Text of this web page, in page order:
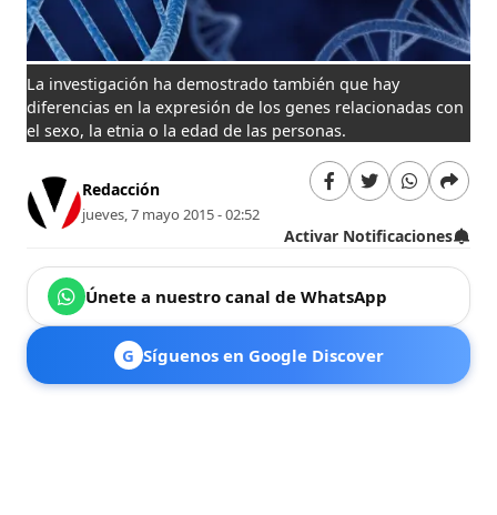
La investigación ha demostrado también que hay
diferencias en la expresión de los genes relacionadas con
el sexo, la etnia o la edad de las personas.
Redacción
jueves, 7 mayo 2015 - 02:52
Activar Notificaciones
Únete a nuestro canal de WhatsApp
G Síguenos en Google Discover